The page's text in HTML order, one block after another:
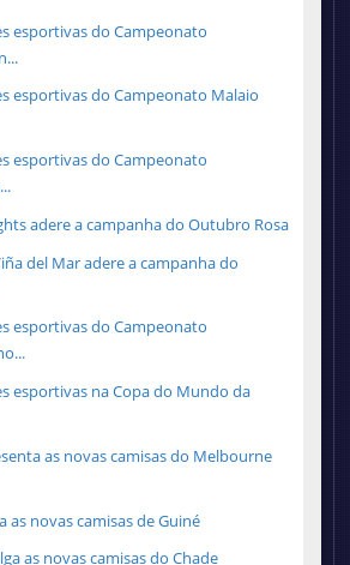
esportivas do Campeonato
esportivas do Campeonato Malaio
esportivas do Campeonato
adere a campanha do Outubro Rosa
del Mar adere a campanha do
esportivas do Campeonato
esportivas na Copa do Mundo da
as novas camisas do Melbourne
as novas camisas de Guiné
as novas camisas do Chade